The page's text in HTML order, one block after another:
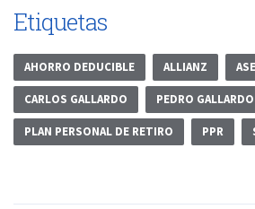
Etiquetas
AHORRO DEDUCIBLE ALLIANZ
CARLOS GALLARDO PEDRO GALLARDO
PLAN PERSONAL DE RETIRO PPR